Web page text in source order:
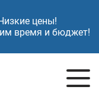
цены!
время и бюджет!